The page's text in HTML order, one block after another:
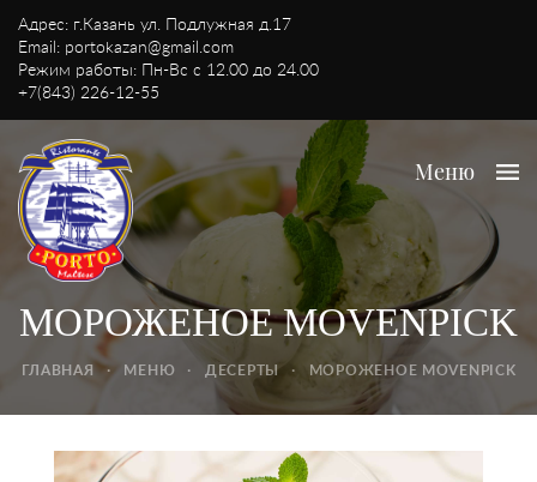
Адрес: г.Казань ул. Подлужная д.17
Email: portokazan@gmail.com
Режим работы: Пн-Вс с 12.00 до 24.00
+7(843) 226-12-55
Меню
МОРОЖЕНОЕ MOVENPICK
ГЛАВНАЯ · МЕНЮ · ДЕСЕРТЫ · МОРОЖЕНОЕ MOVENPICK